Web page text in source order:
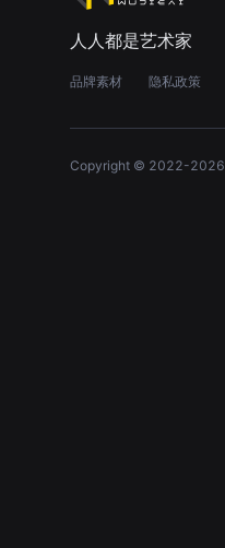
人人都是艺术家
品牌素材 隐私政策
Copyright © 2022-2026